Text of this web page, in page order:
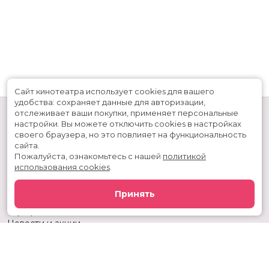
Скоро в кино
Тарифы
Новости и акции
Сайт кинотеатра использует cookies для вашего
удобства: сохраняет данные для авторизации,
отслеживает ваши покупки, применяет персональные
настройки. Вы можете отключить cookies в настройках
своего браузера, но это повлияет на функциональность
сайта.
Пожалуйста, ознакомьтесь с нашей политикой
использования cookies
Принять